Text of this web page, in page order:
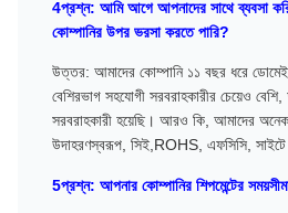
4প্রশ্ন: আমি আগে আপনাদের সাথে ব্যবসা
কোম্পানির উপর ভরসা করতে পারি?
উত্তর: আমাদের কোম্পানি ১১ বছর ধরে
বেশিরভাগ সহযোগী সরবরাহকারীর চেয়েও
সরবরাহকারী হয়েছি। আরও কি, আমাদের অনেক
উদাহরণস্বরূপ, সিই,ROHS, এফসিসি, সাইটে
5প্রশ্ন: আপনার কোম্পানির শিপমেন্টের